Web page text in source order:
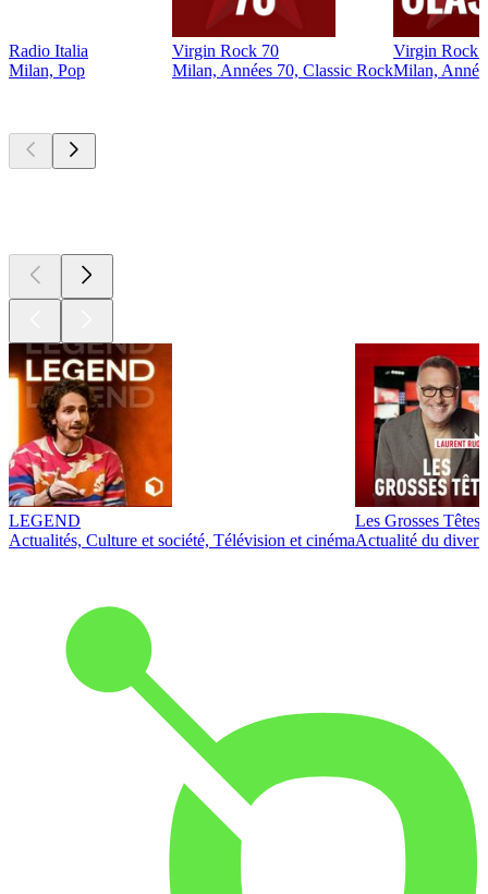
Radio Italia
Milan, Pop
Virgin Rock 70
Milan, Années 70, Classic Rock
Virgin Rock
Milan,
LEGEND
Actualités, Culture et société, Télévision et cinéma
Les Grosses Têtes
Actualité du